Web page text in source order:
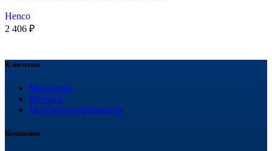
Henco
2 406 ₽
Клиентам
Магазины
Монтаж
Полезная информация
Компания